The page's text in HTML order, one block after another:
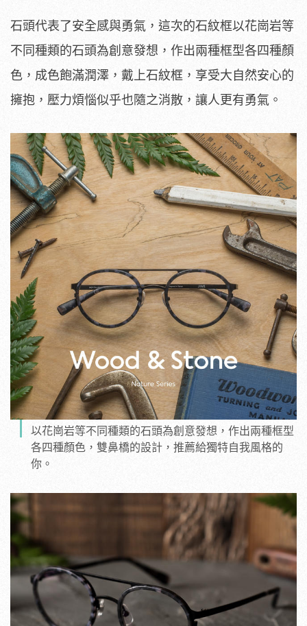
石頭代表了安全感與勇氣，這次的石紋框以花崗岩等
不同種類的石頭為創意發想，作出兩種框型各四種顏
色，成色飽滿潤澤，戴上石紋框，享受大自然安心的
擁抱，壓力煩惱似乎也隨之消散，讓人更有勇氣。
以花崗岩等不同種類的石頭為創意發想，作出兩種框型
各四種顏色，雙鼻橋的設計，推薦給獨特自我風格的
你。